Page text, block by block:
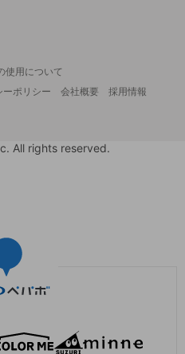
使用について
ーポリシー 会社概要
採用情報
All rights reserved.